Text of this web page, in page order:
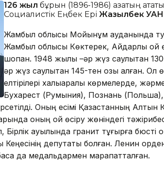
126 жыл бұрын (1896-1986) қазақтың
Социалистік Еңбек Ері Жазылбек
Жамбыл облысы Мойынқұм ауданында
Жамбыл облысы Көктерек, Айдарлы қой
шопан. 1948 жылы –әр жүз саулықтан
әр жүз саулықтан 145-тен қозы алған. Ол
елтірілері халықаралық көрмелерде,
Бухарест (Румыния), Познань
Оның есімі Қазақстанның Алтын
оның қой өсіру жөніндегі
ауылында гранит тұғырға бюсті
Кеңесінің депутаты болған. Ленин
да медальдармен марапатталған.